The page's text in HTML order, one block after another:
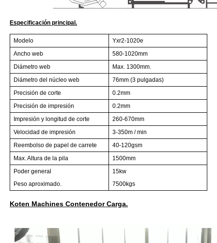
Especificación principal.
Modelo
Yxr2-1020e
Ancho web
580-1020mm
Diámetro web
Max. 1300mm.
Diámetro del núcleo web
76mm (3 pulgadas)
Precisión de corte
0.2mm
Precisión de impresión
0.2mm
Impresión y longitud de corte
260-670mm
Velocidad de impresión
3-350m / min
Reembolso de papel de carrete
40-120gsm
Max. Altura de la pila
1500mm
Poder general
15kw
Peso aproximado.
7500kgs
Koten Machines Contenedor Carga.